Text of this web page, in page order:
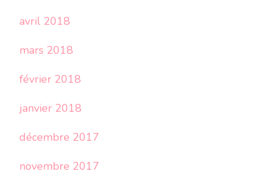
avril 2018
mars 2018
février 2018
janvier 2018
décembre 2017
novembre 2017